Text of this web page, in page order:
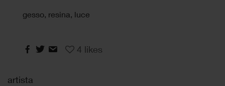
gesso, resina, luce
4 likes
artista